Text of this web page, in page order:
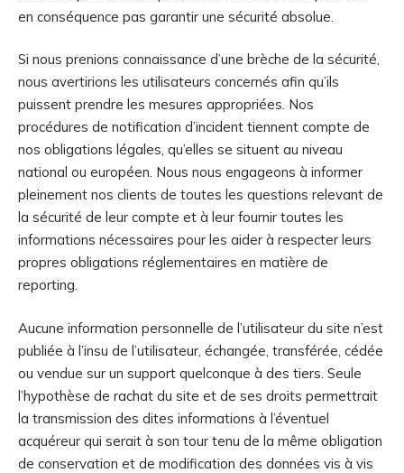
en conséquence pas garantir une sécurité absolue.
Si nous prenions connaissance d’une brèche de la sécurité,
nous avertirions les utilisateurs concernés afin qu’ils
puissent prendre les mesures appropriées. Nos
procédures de notification d’incident tiennent compte de
nos obligations légales, qu’elles se situent au niveau
national ou européen. Nous nous engageons à informer
pleinement nos clients de toutes les questions relevant de
la sécurité de leur compte et à leur fournir toutes les
informations nécessaires pour les aider à respecter leurs
propres obligations réglementaires en matière de
reporting.
Aucune information personnelle de l’utilisateur du site n’est
publiée à l’insu de l’utilisateur, échangée, transférée, cédée
ou vendue sur un support quelconque à des tiers. Seule
l’hypothèse de rachat du site et de ses droits permettrait
la transmission des dites informations à l’éventuel
acquéreur qui serait à son tour tenu de la même obligation
de conservation et de modification des données vis à vis